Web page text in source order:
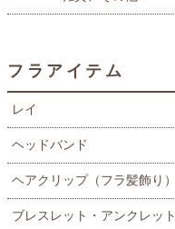
フラアイテム
レイ
ヘッドバンド
ヘアクリップ（フラ髪飾り）
ブレスレット・アンクレット